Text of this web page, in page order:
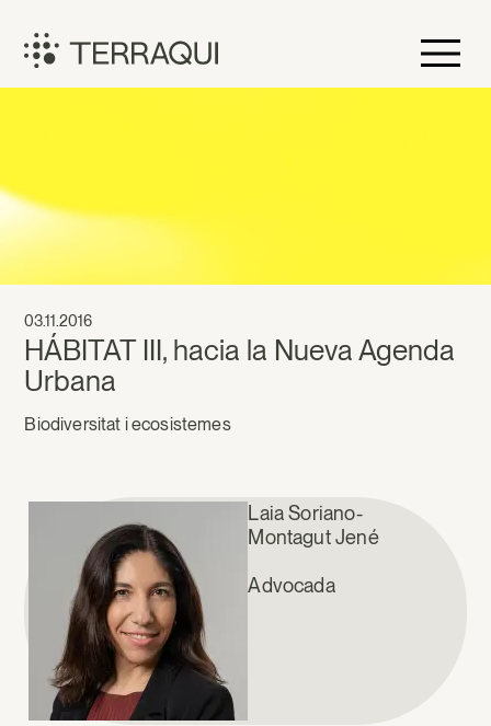
contingut
Terraqui
HÁBITAT III, hacia la Nueva Agenda
Urbana
03.11.2016
Biodiversitat i ecosistemes
Laia Soriano-
Montagut Jené
Advocada